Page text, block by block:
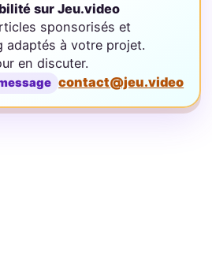
sur Jeu.video
sponsorisés et
adaptés à votre projet.
en discuter.
contact@jeu.video